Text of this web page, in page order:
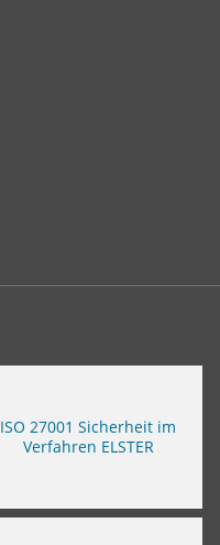
ISO 27001 Sicherheit im
Verfahren ELSTER